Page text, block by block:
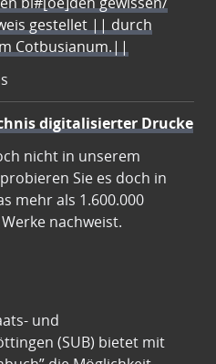
gestellet || durch
Cotbusianum.||
digitalisierter Drucke
nicht in unserem
Sie es doch in
mehr als 1.600.000
nachweist.
und
(SUB) bietet mit